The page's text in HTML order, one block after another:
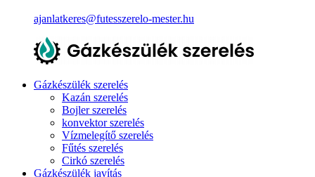
ajanlatkeres@futesszerelo-mester.hu
Gázkészülék szerelés
Kazán szerelés
Bojler szerelés
konvektor szerelés
Vízmelegítő szerelés
Fűtés szerelés
Cirkó szerelés
Gázkészülék javítás